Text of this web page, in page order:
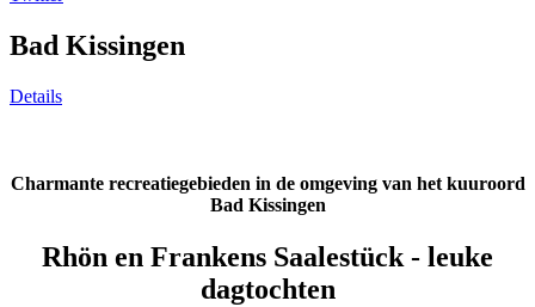
Bad Kissingen
Details
Charmante recreatiegebieden in de omgeving van het kuuroord
Bad Kissingen
Rhön en Frankens Saalestück - leuke
dagtochten